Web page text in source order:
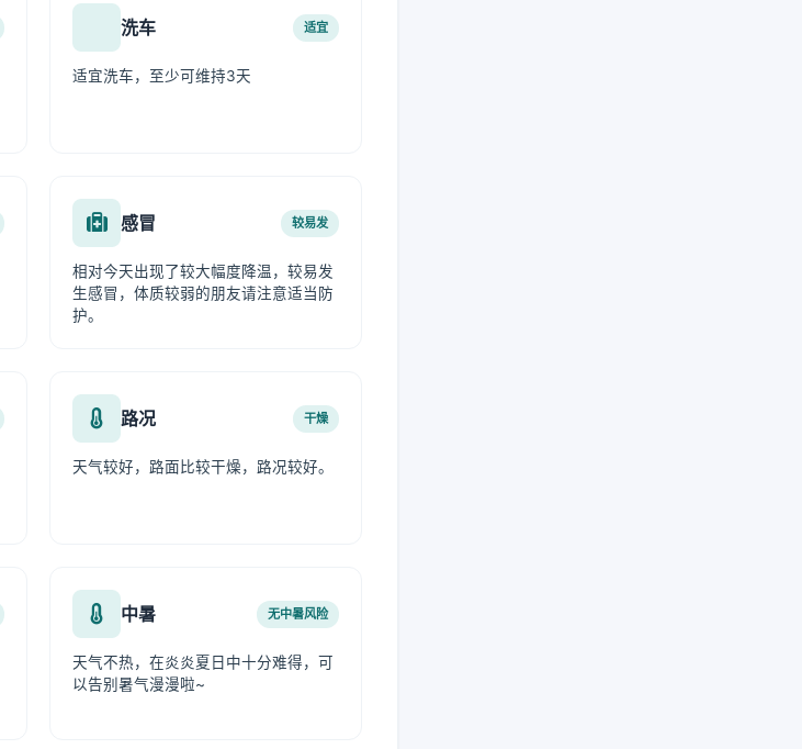
洗车 适宜
适宜洗车，至少可维持3天
感冒 较易发
相对今天出现了较大幅度降温，较易发
生感冒，体质较弱的朋友请注意适当防
护。
路况 干燥
天气较好，路面比较干燥，路况较好。
中暑 无中暑风险
天气不热，在炎炎夏日中十分难得，可
以告别暑气漫漫啦~